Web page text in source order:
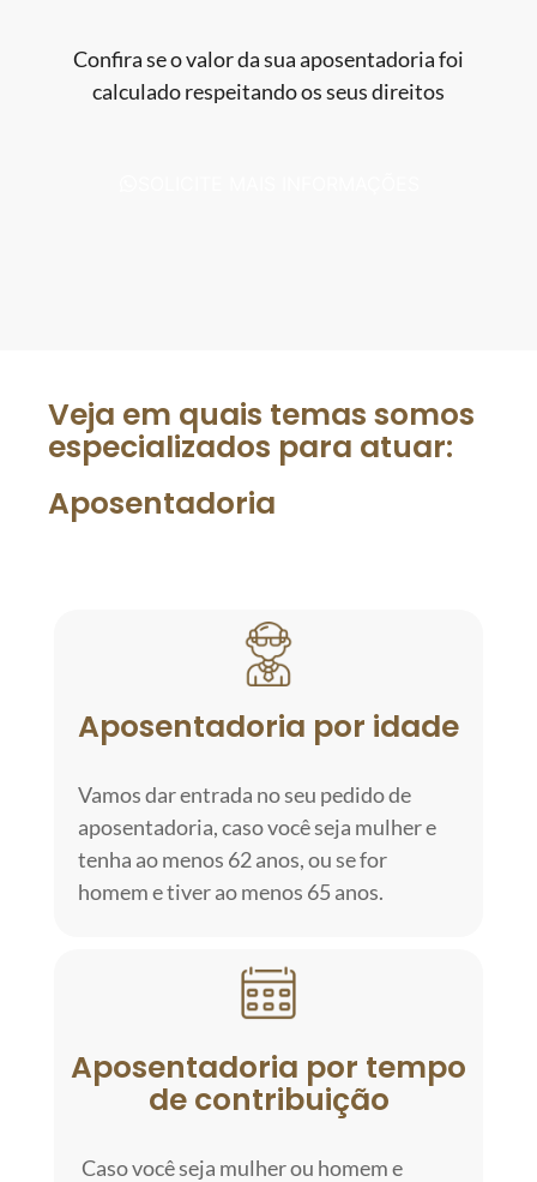
Confira se o valor da sua aposentadoria foi
calculado respeitando os seus direitos
Veja em quais temas somos
especializados para atuar:
Aposentadoria
Aposentadoria por idade
Vamos dar entrada no seu pedido de
aposentadoria, caso você seja mulher e
tenha ao menos 62 anos, ou se for
homem e tiver ao menos 65 anos.
Aposentadoria por tempo
de contribuição
Caso você seja mulher ou homem e